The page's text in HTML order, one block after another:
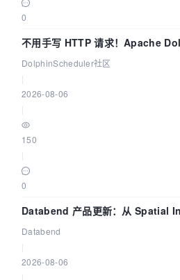
0
不用手写 HTTP 请求！Apache
dsctl 两分钟上手
DolphinScheduler社区
2026-08-06
150
0
Databend 产品更新：从 Spatial
管道
Databend
2026-08-06